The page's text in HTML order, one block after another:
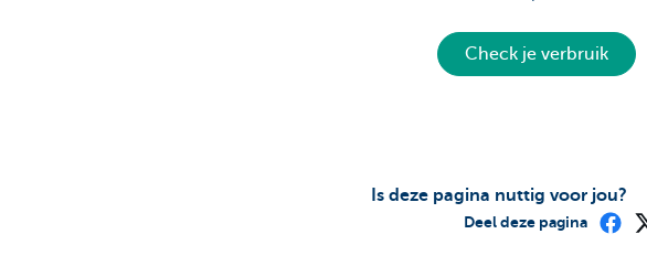
Check je verbruik
Is deze pagina nuttig voor jou?
Deel deze pagina